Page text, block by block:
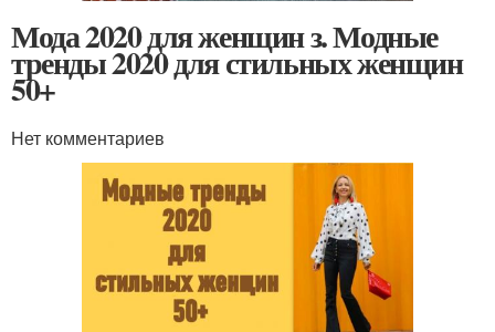
Мода 2020 для женщин з. Модные
тренды 2020 для стильных женщин
50+
Нет комментариев